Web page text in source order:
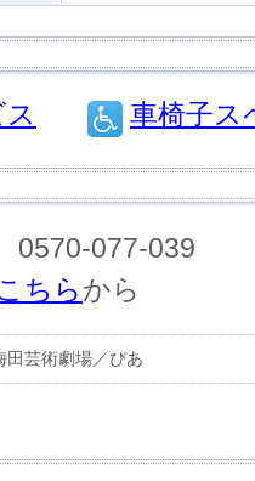
車椅子ス
077-039
ちらから
田芸術劇場／ぴあ